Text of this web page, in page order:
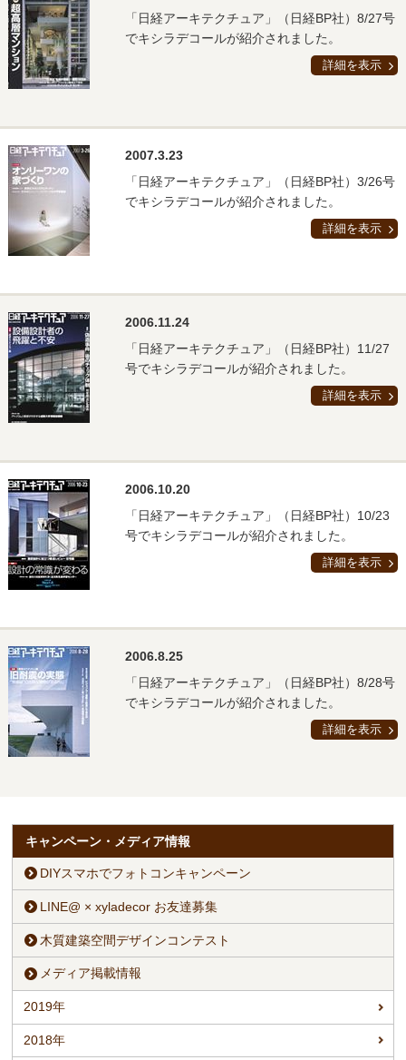
「日経アーキテクチュア」（日経BP社）8/27号
でキシラデコールが紹介されました。
詳細を表示
2007.3.23
「日経アーキテクチュア」（日経BP社）3/26号
でキシラデコールが紹介されました。
詳細を表示
2006.11.24
「日経アーキテクチュア」（日経BP社）11/27
号でキシラデコールが紹介されました。
詳細を表示
2006.10.20
「日経アーキテクチュア」（日経BP社）10/23
号でキシラデコールが紹介されました。
詳細を表示
2006.8.25
「日経アーキテクチュア」（日経BP社）8/28号
でキシラデコールが紹介されました。
詳細を表示
キャンペーン・メディア情報
DIYスマホでフォトコンキャンペーン
LINE@ × xyladecor お友達募集
木質建築空間デザインコンテスト
メディア掲載情報
2019年
2018年